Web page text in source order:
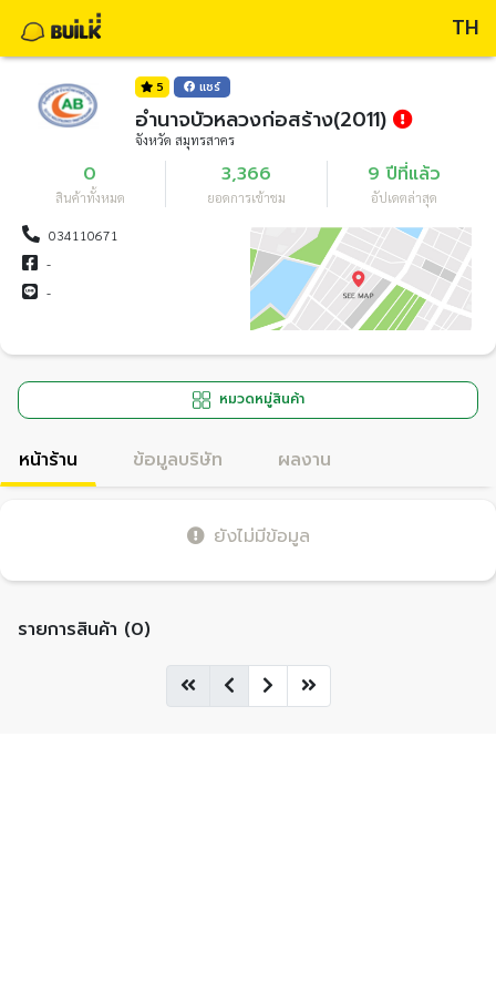
TH
5 แชร์
อำนาจบัวหลวงก่อสร้าง(2011)
จังหวัด สมุทรสาคร
0
สินค้าทั้งหมด
3,366
ยอดการเข้าชม
9 ปีที่แล้ว
อัปเดตล่าสุด
034110671
-
-
หมวดหมู่สินค้า
หน้าร้าน ข้อมูลบริษัท ผลงาน
ยังไม่มีข้อมูล
รายการสินค้า (0)